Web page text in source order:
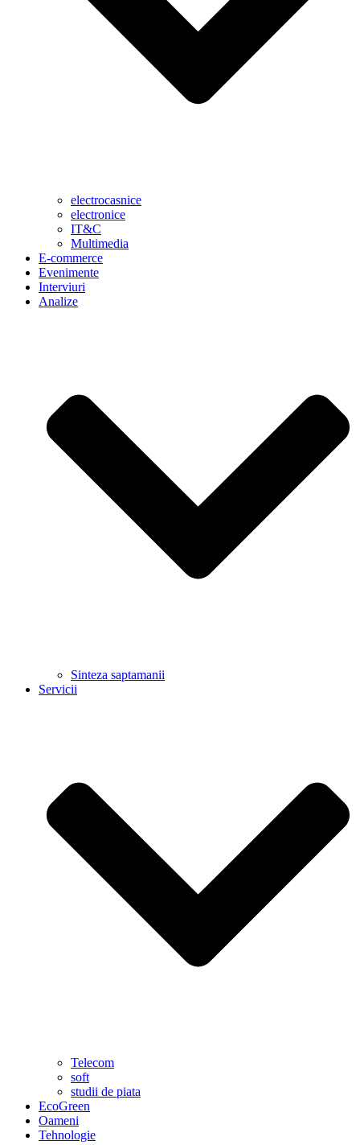
electrocasnice
electronice
IT&C
Multimedia
E-commerce
Evenimente
Interviuri
Analize
Sinteza saptamanii
Servicii
Telecom
soft
studii de piata
EcoGreen
Oameni
Tehnologie